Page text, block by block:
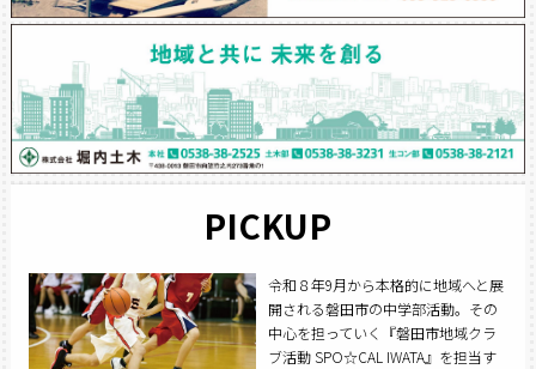
PICKUP
令和８年9月から本格的に地域へと展
開される磐田市の中学部活動。その
中心を担っていく『磐田市地域クラ
ブ活動 SPO☆CAL IWATA』を担当す